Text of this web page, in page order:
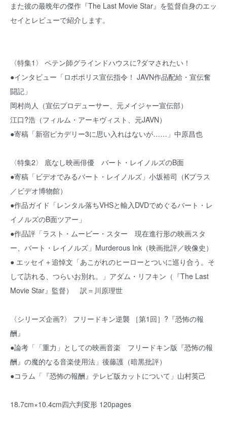
また彼の最晩年の傑作『The Last Movie Star』を監督自身のエッ
セイとレビューで紹介します。
〈特集1〉 ペテン師グラインドハウスに?ダマされたい！
●インタビュー「ロボポリス宣伝指令！ JAVN作品配給・宣伝奮
闘記」
岡村尚人（宣伝プロデューサー、元メイジャー宣伝部）
江口?浩（フィルム・アーキヴィスト、元JAVN）
●寄稿「新宿ピカデリー3に思い入れはないが……」中原昌也
〈特集2〉 底なし映画俳優 バート・レイノルズのB面
●寄稿「ビデオでみるバート・レイノルズ」小坂裕司（Kプラス
／ビデオ博物館）
●作品ガイド「レンタル落ちVHSと輸入DVDでめぐるバート・レ
イノルズのB面ツアー」
●作品評「ラスト・ムービー・スター 現在進行形の映画スタ
ー、バート・レイノルズ」Murderous Ink（映画批評／映像史）
● エッセイ＋追悼文「あこがれのヒーローとついに巡り合う。そ
して訪れる、つらいお別れ。」アダム・リフキン（『The Last
Movie Star』監督） 訳＝川原理世
〈シリーズ企画?〉 フリードキン逆襲 ［第1回］?『恐怖の報
酬』
●論考「「重力」としての映画音楽 フリードキン版『恐怖の報
酬』の魔的なる音楽使用法」後藤護（暗黒批評）
●コラム「『恐怖の報酬』テレビ版カットについて」山村英己
18.7cm×10.4cm四六判変形 120pages